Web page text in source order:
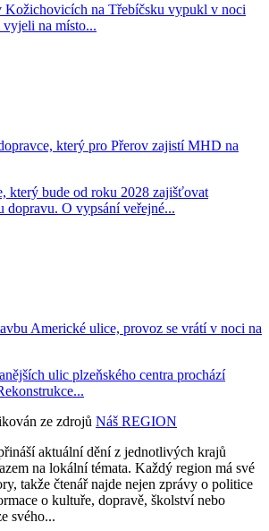
Kožichovicích na Třebíčsku vypukl v noci
vyjeli na místo...
který pro Přerov zajistí MHD na
který bude od roku 2028 zajišťovat
dopravu. O vypsání veřejné...
Americké ulice, provoz se vrátí v noci na
ulic plzeňského centra prochází
ze zdrojů Náš REGION
aktuální dění z jednotlivých krajů
na lokální témata. Každý region má své
takže čtenář najde nejen zprávy o politice
o kultuře, dopravě, školství nebo
svého...